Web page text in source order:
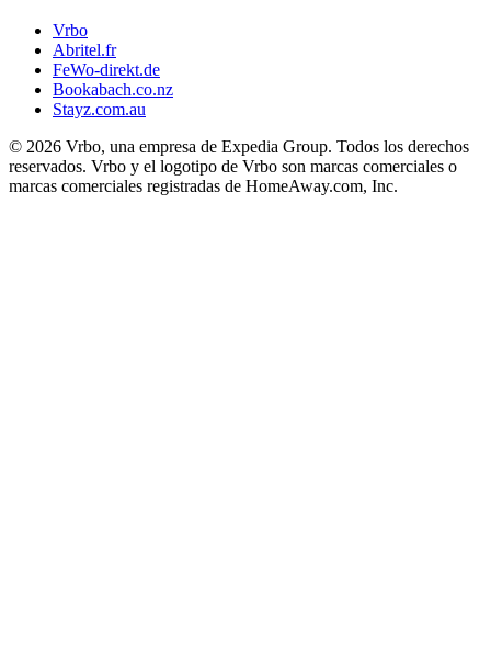
Vrbo
Abritel.fr
FeWo-direkt.de
Bookabach.co.nz
Stayz.com.au
© 2026 Vrbo, una empresa de Expedia Group. Todos los derechos
reservados. Vrbo y el logotipo de Vrbo son marcas comerciales o
marcas comerciales registradas de HomeAway.com, Inc.